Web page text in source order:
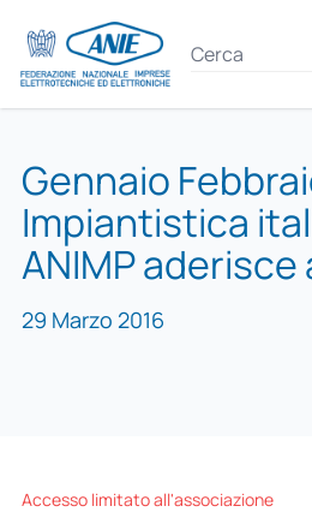
Gennaio
Impiantistica
ANIMP aderisce
29 Marzo 2016
Accesso limitato all'associazione